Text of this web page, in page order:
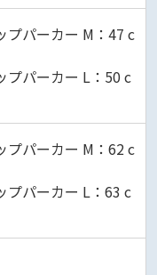
プパーカー M：47 c
プパーカー L：50 c
プパーカー M：62 c
プパーカー L：63 c